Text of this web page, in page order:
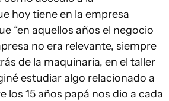
hoy tiene en la empresa
“en aquellos años el negocio
no era relevante, siempre
de la maquinaria, en el taller
estudiar algo relacionado a
los 15 años papá nos dio a cada